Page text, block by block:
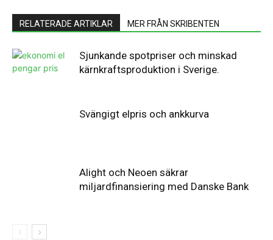
RELATERADE ARTIKLAR MER FRÅN SKRIBENTEN
Sjunkande spotpriser och minskad
kärnkraftsproduktion i Sverige.
Svängigt elpris och ankkurva
Alight och Neoen säkrar
miljardfinansiering med Danske Bank